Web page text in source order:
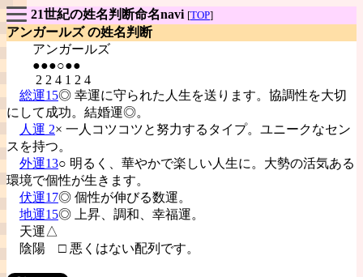
21世紀の姓名判断命名navi [TOP]
アンガールズ の姓名判断
アンガールズ
●●●○●●
2 2 4 1 2 4
総運15◎ 幸運に守られた人生を送ります。協調性を大切
にして成功。結婚運◎。
人運 2× 一人コツコツと努力するタイプ。ユニークなセン
スを持つ。
外運13○ 明るく、華やかで楽しい人生に。大勢の活気ある
環境で個性が生きます。
伏運17◎ 個性が伸びる数運。
地運15◎ 上昇、調和、幸福運。
天運△
陰陽 □ 悪くはない配列です。